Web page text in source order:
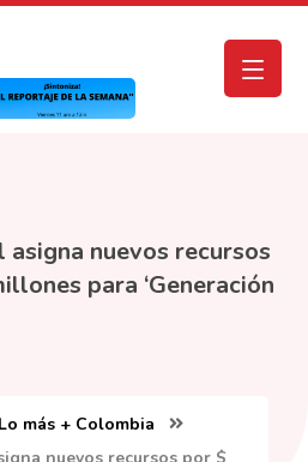
nuevos recursos
para ‘Generación
Lo más + Colombia